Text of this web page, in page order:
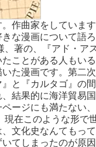
作曲家をしていま
な漫画について語
著の、『アド・ア
ことがある人もい
た漫画です。第二
と『カルタゴ』の
結果的に海洋貿易
ージにも満たない
在このような形で
文化史なんてもっ
てしまったのが原